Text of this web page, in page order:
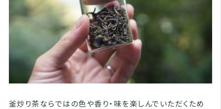
釜炒り茶ならではの色や香り・味を楽しんでいただくため